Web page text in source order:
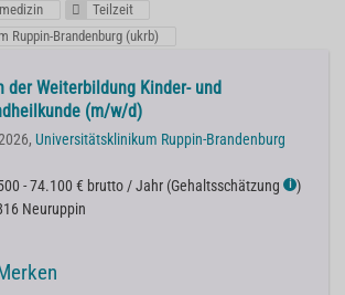
Teilzeit
Ruppin-Brandenburg (ukrb)
der Weiterbildung Kinder- und
(m/w/d)
Universitätsklinikum Ruppin-Brandenburg
- 74.100 € brutto / Jahr (Gehaltsschätzung ℹ )
Neuruppin